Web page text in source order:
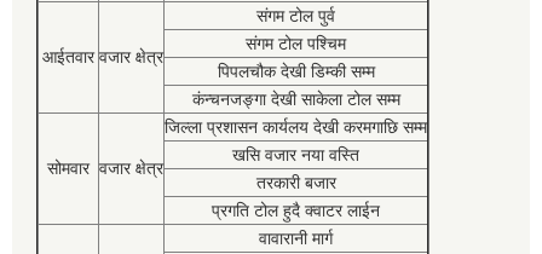
आईतवार वजार क्षेत्र
संगम टोल पुर्व
संगम टोल पश्चिम
पिपलचौक देखी डिम्की सम्म
कंन्चनजङ्गा देखी साकेला टोल सम्म
सोमवार वजार क्षेत्र
जिल्ला प्रशासन कार्यलय देखी करमगाछि सम्म
खसि वजार नया वस्ति
तरकारी बजार
प्रगति टोल हुदै क्वाटर लाईन
वावारानी मार्ग